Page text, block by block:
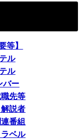
等】
ル
ル
バー
先等
説者
番組
ベル